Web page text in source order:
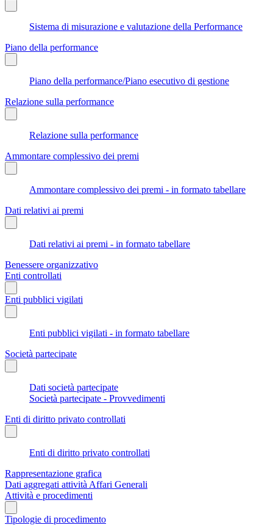
Sistema di misurazione e valutazione della Performance
Piano della performance
Piano della performance/Piano esecutivo di gestione
Relazione sulla performance
Relazione sulla performance
Ammontare complessivo dei premi
Ammontare complessivo dei premi - in formato tabellare
Dati relativi ai premi
Dati relativi ai premi - in formato tabellare
Benessere organizzativo
Enti controllati
Enti pubblici vigilati
Enti pubblici vigilati - in formato tabellare
Società partecipate
Dati società partecipate
Società partecipate - Provvedimenti
Enti di diritto privato controllati
Enti di diritto privato controllati
Rappresentazione grafica
Dati aggregati attività Affari Generali
Attività e procedimenti
Tipologie di procedimento